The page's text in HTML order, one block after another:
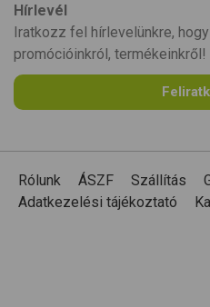
Hírlevél
Iratkozz fel hírlevelünkre,
promócióinkról, termékeinkről!
Rólunk ÁSZF Szállítás
Adatkezelési tájékoztató